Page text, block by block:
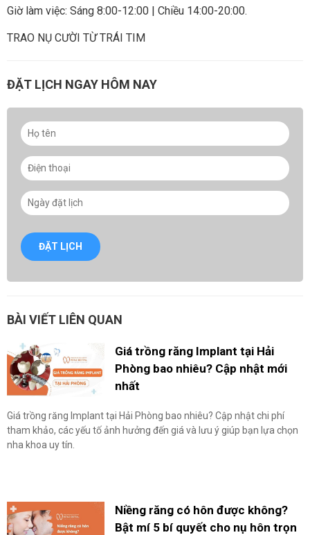
Giờ làm việc: Sáng 8:00-12:00 | Chiều 14:00-20:00.
TRAO NỤ CƯỜI TỪ TRÁI TIM
ĐẶT LỊCH NGAY HÔM NAY
ĐẶT LỊCH
BÀI VIẾT LIÊN QUAN
Giá trồng răng Implant tại Hải
Phòng bao nhiêu? Cập nhật mới
nhất
Giá trồng răng Implant tại Hải Phòng bao nhiêu? Cập nhật chi phí
tham khảo, các yếu tố ảnh hưởng đến giá và lưu ý giúp bạn lựa chọn
nha khoa uy tín.
Niềng răng có hôn được không?
Bật mí 5 bí quyết cho nụ hôn trọn